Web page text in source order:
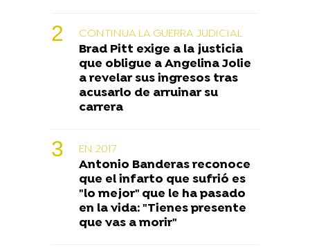
CONTINUA LA GUERRA JUDICIAL
Brad Pitt exige a la justicia
que obligue a Angelina Jolie
a revelar sus ingresos tras
acusarlo de arruinar su
carrera
EN 2017
Antonio Banderas reconoce
que el infarto que sufrió es
"lo mejor" que le ha pasado
en la vida: "Tienes presente
que vas a morir"